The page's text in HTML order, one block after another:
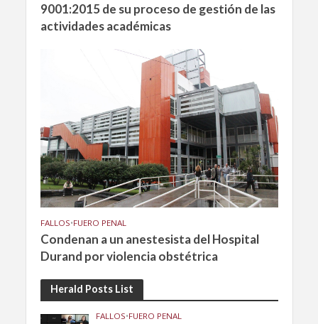
9001:2015 de su proceso de gestión de las
actividades académicas
FALLOS•FUERO PENAL
Condenan a un anestesista del Hospital
Durand por violencia obstétrica
Herald Posts List
FALLOS•FUERO PENAL